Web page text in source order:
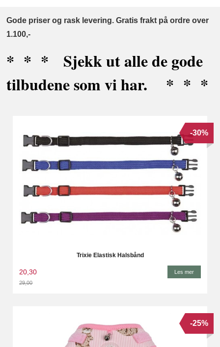
Gode priser og rask levering. Gratis frakt på ordre over
1.100,-
* * * Sjekk ut alle de gode
tilbudene som vi har. * * *
Trixie Elastisk Halsbånd
20,30
29,00
-30%
Les mer
-25%